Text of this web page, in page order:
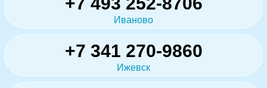
Иваново
+7 341 270-9860
Ижевск